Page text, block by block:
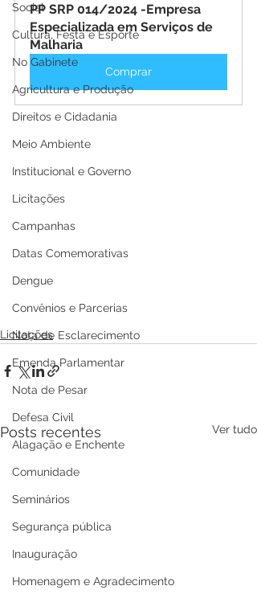
Social
Cultura, Festa e Esporte
No Gabinete
Agricultura e Produção
Direitos e Cidadania
Meio Ambiente
Institucional e Governo
Licitações
Campanhas
Datas Comemorativas
Dengue
Convênios e Parcerias
Nota de Esclarecimento
Emenda Parlamentar
Nota de Pesar
Defesa Civil
Alagação e Enchente
Comunidade
Seminários
Segurança pública
Inauguração
Homenagem e Agradecimento
PP SRP 014/2024 -Empresa
Especializada em Serviços de
Malharia
Comprar
Licitações
Posts recentes Ver tudo